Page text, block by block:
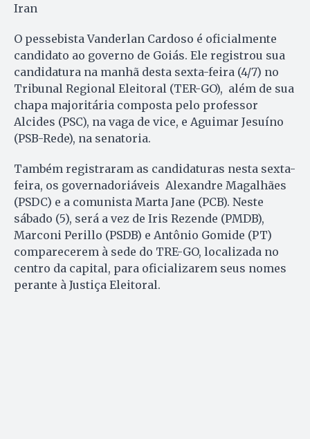
Iran
O pessebista Vanderlan Cardoso é oficialmente
candidato ao governo de Goiás. Ele registrou sua
candidatura na manhã desta sexta-feira (4/7) no
Tribunal Regional Eleitoral (TER-GO), além de sua
chapa majoritária composta pelo professor
Alcides (PSC), na vaga de vice, e Aguimar Jesuíno
(PSB-Rede), na senatoria.
Também registraram as candidaturas nesta sexta-
feira, os governadoriáveis Alexandre Magalhães
(PSDC) e a comunista Marta Jane (PCB). Neste
sábado (5), será a vez de Iris Rezende (PMDB),
Marconi Perillo (PSDB) e Antônio Gomide (PT)
comparecerem à sede do TRE-GO, localizada no
centro da capital, para oficializarem seus nomes
perante à Justiça Eleitoral.